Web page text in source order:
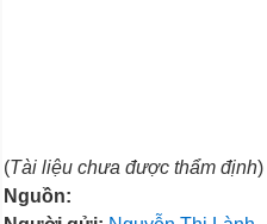
(Tài liệu chưa được thẩm định)
Nguồn: